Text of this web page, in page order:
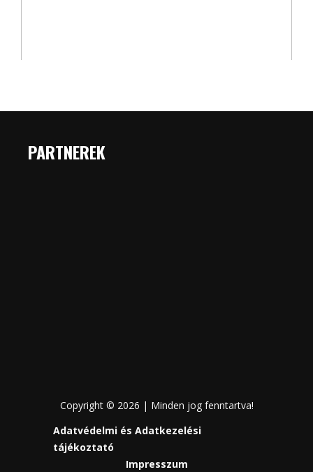
PARTNEREK
Copyright © 2026 | Minden jog fenntartva!
Adatvédelmi és Adatkezelési
tájékoztató
Impresszum